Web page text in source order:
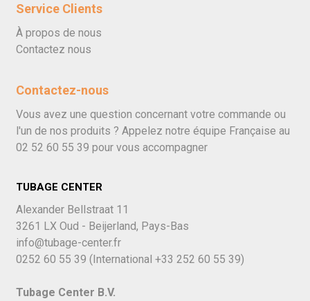
Service Clients
À propos de nous
Contactez nous
Contactez-nous
Vous avez une question concernant votre commande ou
l'un de nos produits ? Appelez notre équipe Française au
02 52 60 55 39 pour vous accompagner
TUBAGE CENTER
Alexander Bellstraat 11
3261 LX Oud - Beijerland, Pays-Bas
info@tubage-center.fr
0252 60 55 39 (International +33 252 60 55 39)
Tubage Center B.V.